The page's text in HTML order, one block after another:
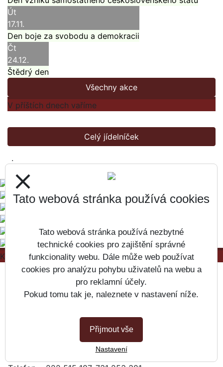
Út
17.11.
Den boje za svobodu a demokracii
Čt
24.12.
Štědrý den
Všechny akce
V příštích dnech vaříme
Celý jídelníček
.
Kontakty
Základní škola, Praha 2, Jana Masaryka 21
Jana Masaryka 21/400
GPS souřadnice 50.071558, 14.437560
close
Tato webová stránka používá cookies
Tato webová stránka používá nezbytné
technické cookies pro zajištění správné
funkcionality webu. Dále může web používat
cookies pro analýzu pohybu uživatelů na webu a
pro reklamní účely.
Pokud tomu tak je, naleznete v nastavení níže.
Přijmout vše
Nastavení